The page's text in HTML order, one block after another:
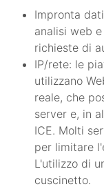
Impronta
analisi web
richieste di
IP/rete: le
utilizzano
reale, che
server e, in
ICE. Molti
per limitare
L'utilizzo di
cuscinetto.